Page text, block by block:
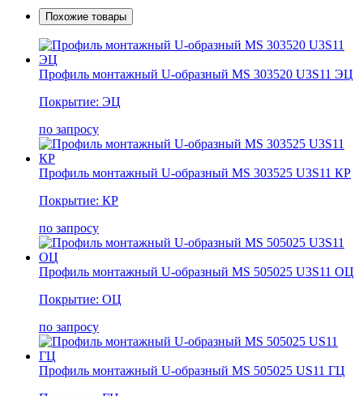
Похожие товары
Профиль монтажный U-образный MS 303520 U3S11 ЭЦ
Покрытие: ЭЦ
по запросу
Профиль монтажный U-образный MS 303525 U3S11 КР
Покрытие: КР
по запросу
Профиль монтажный U-образный MS 505025 U3S11 ОЦ
Покрытие: ОЦ
по запросу
Профиль монтажный U-образный MS 505025 US11 ГЦ